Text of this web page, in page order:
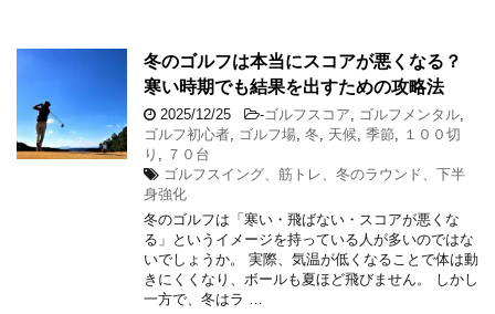
冬のゴルフは本当にスコアが悪くなる？
寒い時期でも結果を出すための攻略法
2025/12/25 -ゴルフスコア ゴルフメンタル
ゴルフ初心者
ゴルフ場 冬 天候 季節
１００切
り
７０台
ゴルフスイング、筋トレ、冬のラウンド、下半
身強化
冬のゴルフは「寒い・飛ばない・スコアが悪くな
る」というイメージを持っている人が多いのではな
いでしょうか。 実際、気温が低くなることで体は動
きにくくなり、ボールも夏ほど飛びません。 しかし
一方で、冬はラ …